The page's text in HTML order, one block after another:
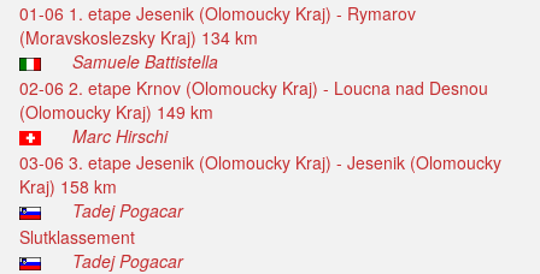
01-06 1. etape Jesenik (Olomoucky Kraj) - Rymarov
(Moravskoslezsky Kraj) 134 km
Samuele Battistella
02-06 2. etape Krnov (Olomoucky Kraj) - Loucna nad Desnou
(Olomoucky Kraj) 149 km
Marc Hirschi
03-06 3. etape Jesenik (Olomoucky Kraj) - Jesenik (Olomoucky
Kraj) 158 km
Tadej Pogacar
Slutklassement
Tadej Pogacar